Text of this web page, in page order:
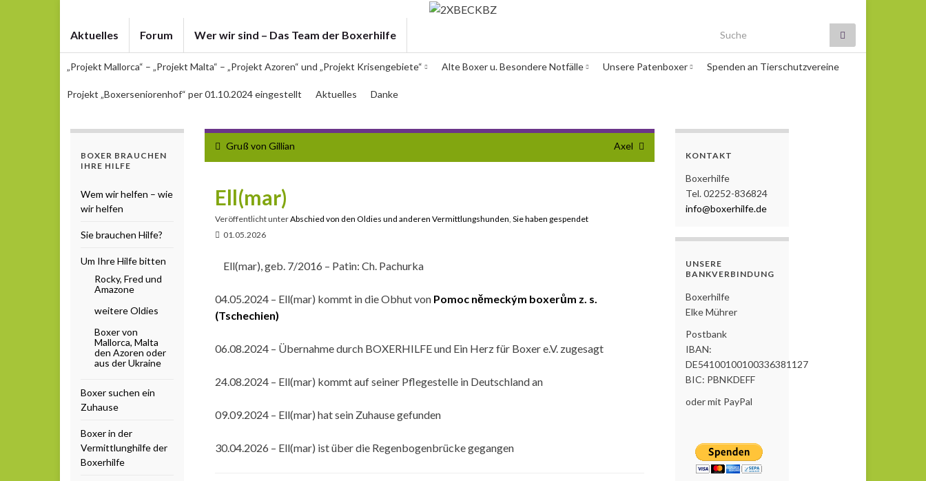
Aktuelles Forum Wer wir sind – Das Team der Boxerhilfe Search for:
„Projekt Mallorca“ – „Projekt Malta“ – „Projekt Azoren“ und „Projekt Krisengebiete“ Alte Boxer u. Besondere Notfälle Unsere Patenboxer Spenden an Tierschutzvereine
Projekt „Boxerseniorenhof“ per 01.10.2024 eingestellt Aktuelles Danke
Gruß von Gillian Axel
Ell(mar)
Veröffentlicht unterAbschied von den Oldies und anderen Vermittlungshunden Sie haben gespendet
01.05.2026
Ell(mar), geb. 7/2016 – Patin: Ch. Pachurka
04.05.2024 – Ell(mar) kommt in die Obhut von Pomoc německým boxerům z. s.
(Tschechien)
06.08.2024 – Übernahme durch BOXERHILFE und Ein Herz für Boxer e.V. zugesagt
24.08.2024 – Ell(mar) kommt auf seiner Pflegestelle in Deutschland an
09.09.2024 – Ell(mar) hat sein Zuhause gefunden
30.04.2026 – Ell(mar) ist über die Regenbogenbrücke gegangen
BOXER BRAUCHEN
IHRE HILFE
Wem wir helfen – wie
wir helfen
Sie brauchen Hilfe?
Um Ihre Hilfe bitten
Rocky, Fred und
Amazone
weitere Oldies
Boxer von
Mallorca, Malta
den Azoren oder
aus der Ukraine
Boxer suchen ein
Zuhause
Boxer in der
Vermittlunghilfe der
Boxerhilfe
KONTAKT
Boxerhilfe
Tel. 02252-836824
info@boxerhilfe.de
UNSERE
BANKVERBINDUNG
Boxerhilfe
Elke Mührer
Postbank
IBAN:
DE54100100100336381127
BIC: PBNKDEFF
oder mit PayPal